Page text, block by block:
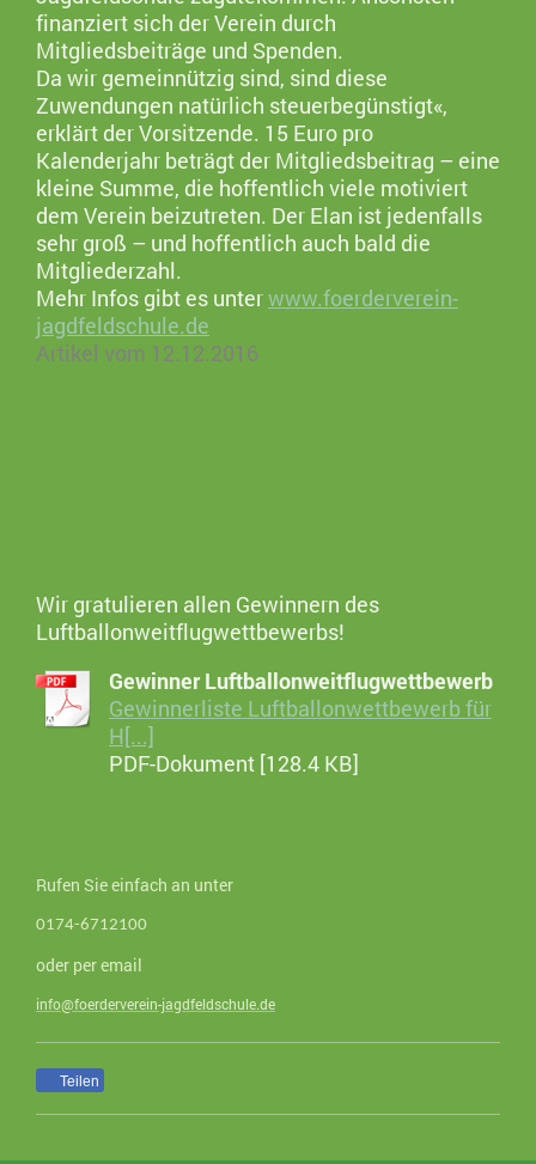
finanziert sich der Verein durch
Mitgliedsbeiträge und Spenden.
Da wir gemeinnützig sind, sind diese
Zuwendungen natürlich steuerbegünstigt«,
erklärt der Vorsitzende. 15 Euro pro
Kalenderjahr beträgt der Mitgliedsbeitrag – eine
kleine Summe, die hoffentlich viele motiviert
dem Verein beizutreten. Der Elan ist jedenfalls
sehr groß – und hoffentlich auch bald die
Mitgliederzahl.
Mehr Infos gibt es unterwww.foerderverein-
jagdfeldschule.de
Artikel vom 12.12.2016
Wir gratulieren allen Gewinnern des
Luftballonweitflugwettbewerbs!
Gewinner Luftballonweitflugwettbewerb
Gewinnerliste Luftballonwettbewerb für
H[...]
PDF-Dokument [128.4 KB]
Rufen Sie einfach an unter
0174-6712100
oder per email
info@foerderverein-jagdfeldschule.de
Teilen